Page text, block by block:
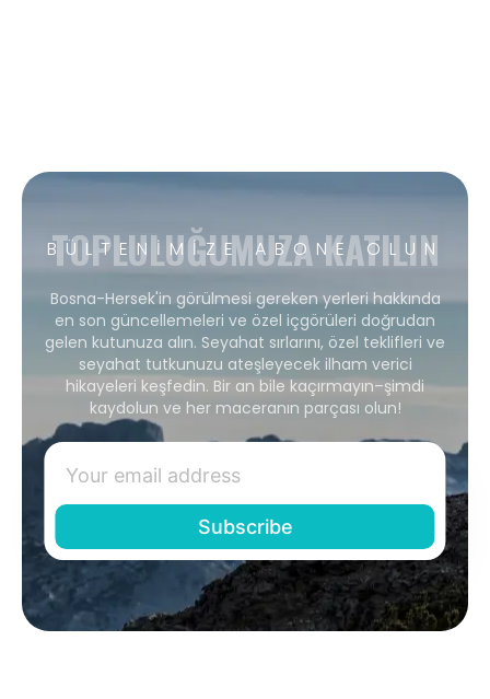
BÜLTENIMIZE ABONE OLUN
TOPLULUĞUMUZA KATILIN
Bosna-Hersek'in görülmesi gereken yerleri hakkında
en son güncellemeleri ve özel içgörüleri doğrudan
gelen kutunuza alın. Seyahat sırlarını, özel teklifleri ve
seyahat tutkunuzu ateşleyecek ilham verici
hikayeleri keşfedin. Bir an bile kaçırmayın–şimdi
kaydolun ve her maceranın parçası olun!